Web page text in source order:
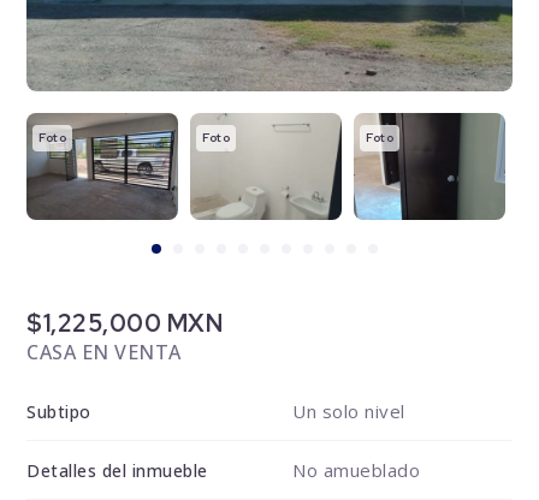
Foto Foto Foto
$1,225,000 MXN
CASA EN VENTA
Subtipo Un solo nivel
Detalles del inmueble No amueblado